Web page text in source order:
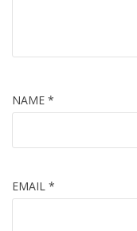
NAME *
EMAIL *